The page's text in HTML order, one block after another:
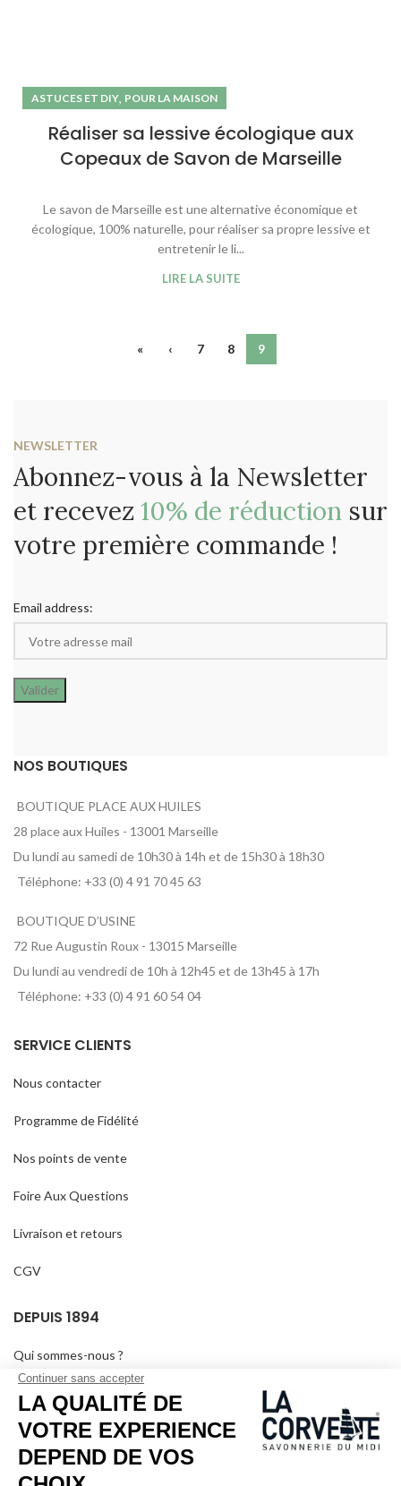
ASTUCES ET DIY, POUR LA MAISON
Réaliser sa lessive écologique aux
Copeaux de Savon de Marseille
Le savon de Marseille est une alternative économique et
écologique, 100% naturelle, pour réaliser sa propre lessive et
entretenir le li...
LIRE LA SUITE
« ‹ 7 8 9
NEWSLETTER
Abonnez-vous à la Newsletter
et recevez 10% de réduction sur
votre première commande !
Email address:
NOS BOUTIQUES
BOUTIQUE PLACE AUX HUILES
28 place aux Huiles - 13001 Marseille
Du lundi au samedi de 10h30 à 14h et de 15h30 à 18h30
Téléphone: +33 (0) 4 91 70 45 63
BOUTIQUE D’USINE
72 Rue Augustin Roux - 13015 Marseille
Du lundi au vendredi de 10h à 12h45 et de 13h45 à 17h
Téléphone: +33 (0) 4 91 60 54 04
SERVICE CLIENTS
Nous contacter
Programme de Fidélité
Nos points de vente
Foire Aux Questions
Livraison et retours
CGV
DEPUIS 1894
Qui sommes-nous ?
Savons personnalisés
Visiter le musée
Devenir revendeur